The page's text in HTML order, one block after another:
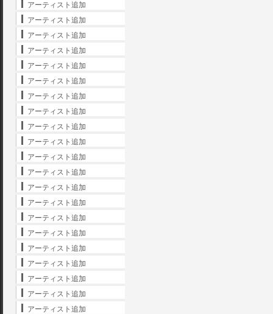
アーティスト追加
アーティスト追加
アーティスト追加
アーティスト追加
アーティスト追加
アーティスト追加
アーティスト追加
アーティスト追加
アーティスト追加
アーティスト追加
アーティスト追加
アーティスト追加
アーティスト追加
アーティスト追加
アーティスト追加
アーティスト追加
アーティスト追加
アーティスト追加
アーティスト追加
アーティスト追加
アーティスト追加